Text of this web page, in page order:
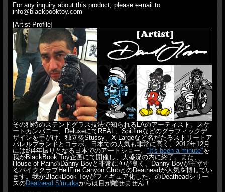
For any inquiry about this product, please e-mail to
info@blackbooktoy.com
[Artist Profile]
その独特のステンドグラス技法で知られるLAのアーティスト。スケ
ートカンパニー、DeluxeにてREAL、Spitfireなどのグラフィックデ
ザインを手がけ、独立後Stussy、X-Largeなど名だたるストリートア
パレルブランドとコラボ。日本での人気も非常に高く、2012年12月
には約4年振りとなる日本でのアートショー、 "It's been a minute"を
我がBlackBook Toy企画にて開催し、大盛況の内に終了。また、
House of PainのDanny Boyと非常に仲が良く、Danny Boyが主宰す
るバイククラブHellFire Canyon ClubとのDeatheadが人気を博してい
ます。我がBlackBook Toyがフィギュア化したこのDeatheadシリー
ズのDeathead S'murksからは目が離せません！